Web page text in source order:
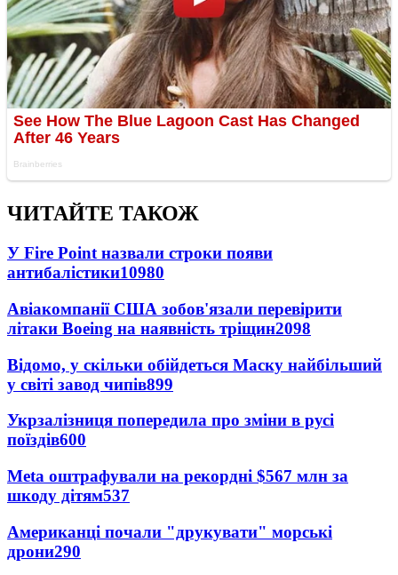
ЧИТАЙТЕ ТАКОЖ
У Fire Point назвали строки появи
антибалістики10980
Авіакомпанії США зобов'язали перевірити
літаки Boeing на наявність тріщин2098
Відомо, у скільки обійдеться Маску найбільший
у світі завод чипів899
Укрзалізниця попередила про зміни в русі
поїздів600
Meta оштрафували на рекордні $567 млн за
шкоду дітям537
Американці почали "друкувати" морські
дрони290